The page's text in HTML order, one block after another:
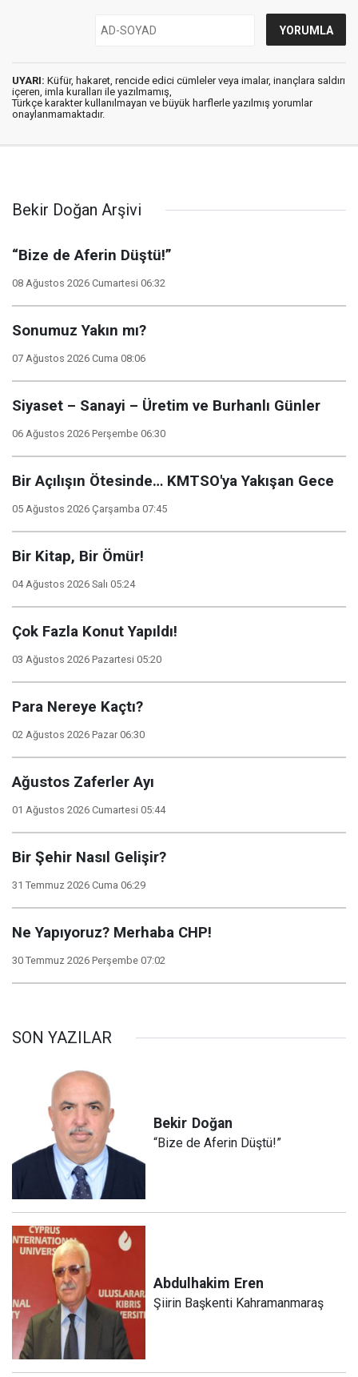
UYARI: Küfür, hakaret, rencide edici cümleler veya imalar, inançlara saldırı
içeren, imla kuralları ile yazılmamış,
Türkçe karakter kullanılmayan ve büyük harflerle yazılmış yorumlar
onaylanmamaktadır.
Bekir Doğan Arşivi
“Bize de Aferin Düştü!”
08 Ağustos 2026 Cumartesi 06:32
Sonumuz Yakın mı?
07 Ağustos 2026 Cuma 08:06
Siyaset – Sanayi – Üretim ve Burhanlı Günler
06 Ağustos 2026 Perşembe 06:30
Bir Açılışın Ötesinde… KMTSO'ya Yakışan Gece
05 Ağustos 2026 Çarşamba 07:45
Bir Kitap, Bir Ömür!
04 Ağustos 2026 Salı 05:24
Çok Fazla Konut Yapıldı!
03 Ağustos 2026 Pazartesi 05:20
Para Nereye Kaçtı?
02 Ağustos 2026 Pazar 06:30
Ağustos Zaferler Ayı
01 Ağustos 2026 Cumartesi 05:44
Bir Şehir Nasıl Gelişir?
31 Temmuz 2026 Cuma 06:29
Ne Yapıyoruz? Merhaba CHP!
30 Temmuz 2026 Perşembe 07:02
SON YAZILAR
Bekir Doğan
“Bize de Aferin Düştü!”
Abdulhakim Eren
Şiirin Başkenti Kahramanmaraş